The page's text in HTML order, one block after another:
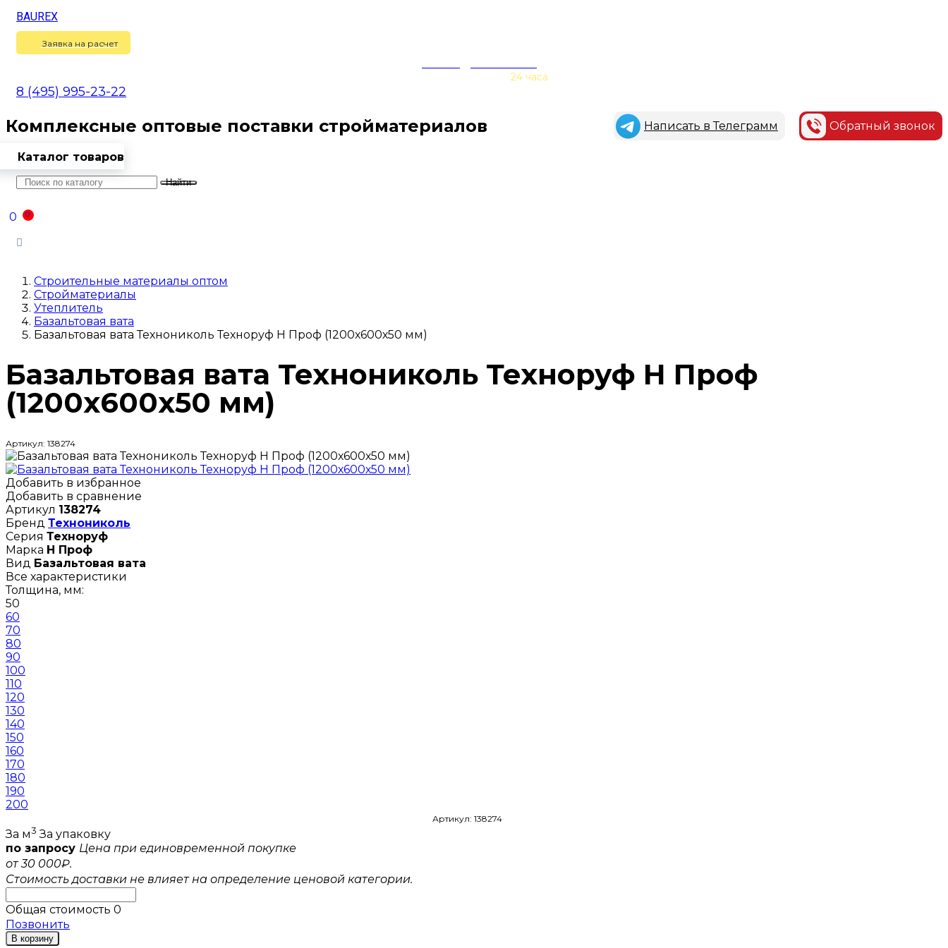
BAUREX
Заявка на расчет
24 часа
8 (495) 995-23-22
Комплексные оптовые поставки стройматериалов Написать в Телеграмм Обратный звонок
Каталог товаров
Найти
0
0
Строительные материалы оптом
Стройматериалы
Утеплитель
Базальтовая вата
Базальтовая вата Технониколь Техноруф Н Проф (1200х600х50 мм)
Базальтовая вата Технониколь Техноруф Н Проф
(1200х600х50 мм)
Артикул: 138274
Добавить в избранное
Добавить в сравнение
Артикул 138274
Бренд Технониколь
Серия Техноруф
Марка Н Проф
Вид Базальтовая вата
Все характеристики
Толщина, мм:
50
60
70
80
90
100
110
120
130
140
150
160
170
180
190
200
Артикул: 138274
За м3 За упаковку
по запросу Цена при единовременной покупке
от 30 000₽.
Стоимость доставки не влияет на определение ценовой категории.
Общая стоимость 0
Позвонить
В корзину